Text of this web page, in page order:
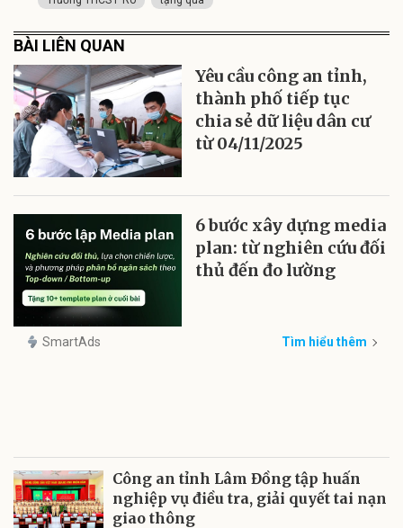
BÀI LIÊN QUAN
Yêu cầu công an tỉnh,
thành phố tiếp tục
chia sẻ dữ liệu dân cư
từ 04/11/2025
6 bước xây dựng media
plan: từ nghiên cứu đối
thủ đến đo lường
SmartAds Tìm hiểu thêm
Công an tỉnh Lâm Đồng tập huấn
nghiệp vụ điều tra, giải quyết tai nạn
giao thông